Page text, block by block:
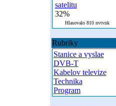
satelitu
32%
Hlasovalo 810 nvtvnk
Rubriky
Stanice a vyslae
DVB-T
Kabelov televize
Technika
Program